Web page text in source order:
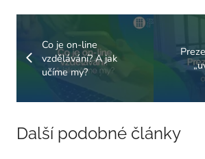
Co je on-line
vzdělávání? A jak
učíme my?
Další podobné články